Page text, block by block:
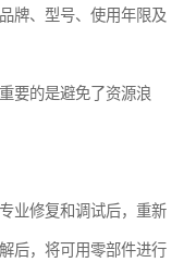
牌、型号、使用年限及
要的是避免了资源浪
业修复和调试后，重新
后，将可用零部件进行